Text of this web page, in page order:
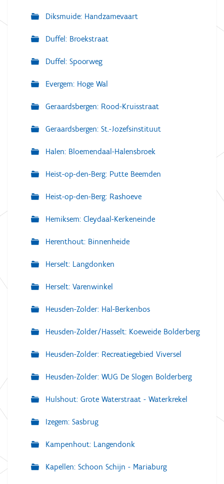
Diksmuide: Handzamevaart
Duffel: Broekstraat
Duffel: Spoorweg
Evergem: Hoge Wal
Geraardsbergen: Rood-Kruisstraat
Geraardsbergen: St.-Jozefsinstituut
Halen: Bloemendaal-Halensbroek
Heist-op-den-Berg: Putte Beemden
Heist-op-den-Berg: Rashoeve
Hemiksem: Cleydaal-Kerkeneinde
Herenthout: Binnenheide
Herselt: Langdonken
Herselt: Varenwinkel
Heusden-Zolder: Hal-Berkenbos
Heusden-Zolder/Hasselt: Koeweide Bolderberg
Heusden-Zolder: Recreatiegebied Viversel
Heusden-Zolder: WUG De Slogen Bolderberg
Hulshout: Grote Waterstraat - Waterkrekel
Izegem: Sasbrug
Kampenhout: Langendonk
Kapellen: Schoon Schijn - Mariaburg